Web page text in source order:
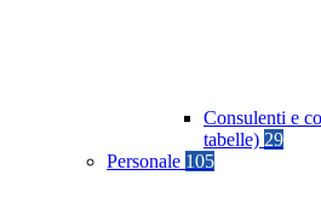
Consulenti e
tabelle) 29
Personale 105